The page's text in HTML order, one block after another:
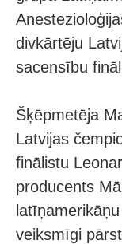
divkārtēju
sacensību
Šķēpmetēja
Latvijas
finālistu
producents
veiksmīgi